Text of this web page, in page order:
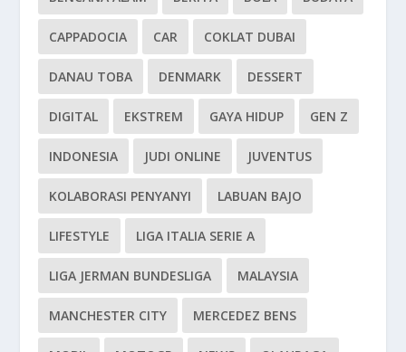
CAPPADOCIA CAR COKLAT DUBAI
DANAU TOBA DENMARK DESSERT
DIGITAL EKSTREM GAYA HIDUP GEN Z
INDONESIA JUDI ONLINE JUVENTUS
KOLABORASI PENYANYI LABUAN BAJO
LIFESTYLE LIGA ITALIA SERIE A
LIGA JERMAN BUNDESLIGA MALAYSIA
MANCHESTER CITY MERCEDEZ BENS